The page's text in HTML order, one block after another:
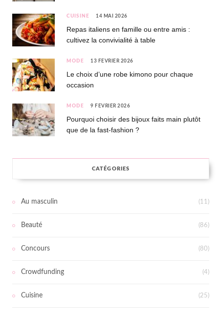
CUISINE 14 MAI 2026
Repas italiens en famille ou entre amis :
cultivez la convivialité à table
MODE 13 FÉVRIER 2026
Le choix d’une robe kimono pour chaque
occasion
MODE 9 FÉVRIER 2026
Pourquoi choisir des bijoux faits main plutôt
que de la fast-fashion ?
CATÉGORIES
Au masculin (11)
Beauté (86)
Concours (80)
Crowdfunding (4)
Cuisine (25)